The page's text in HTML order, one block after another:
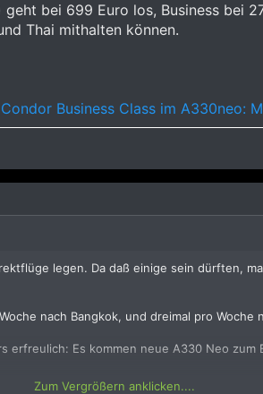
bei 699 Euro los, Business bei
Thai mithalten können.
Business Class im A330neo:
legen. Da daß einige sein dürften,
nach Bangkok, und dreimal pro Woche
erfreulich: Es kommen neue A330 Neo
Thai Airways ab Frankfurt fliegt.
Zum Vergrößern anklicken....